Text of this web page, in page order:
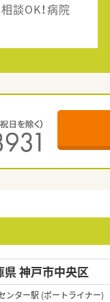
談OK！病院
県 神戸市中央区
ンター駅 (ポートライナー)